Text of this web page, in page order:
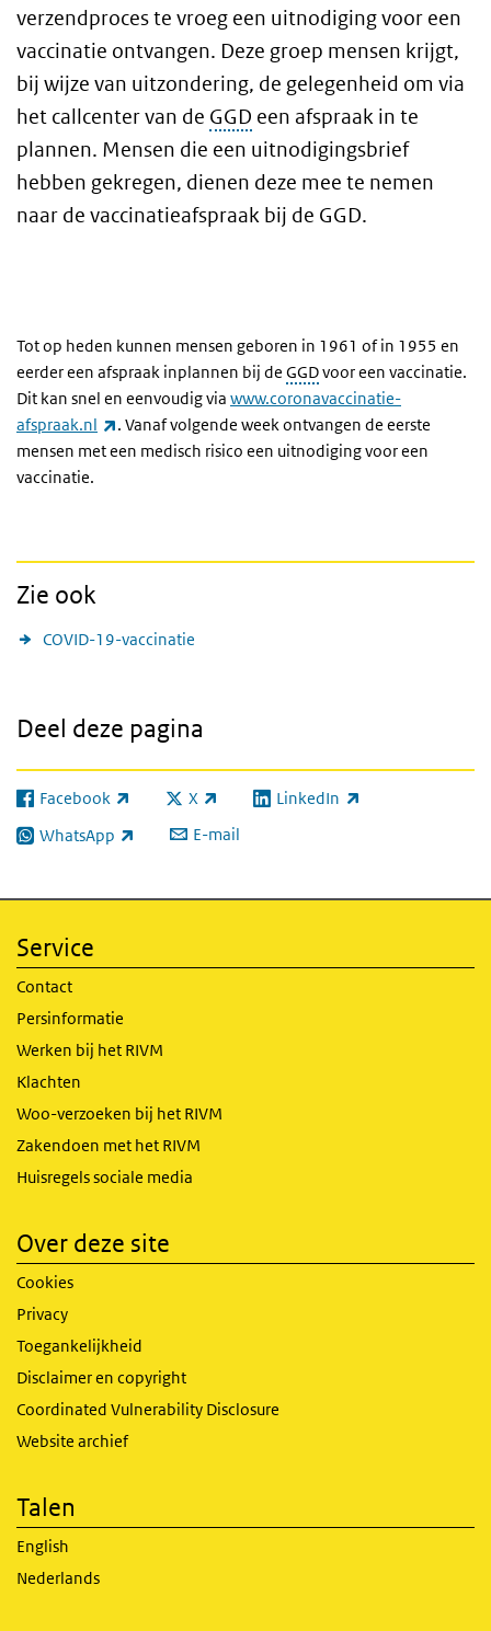
verzendproces te vroeg een uitnodiging voor een
vaccinatie ontvangen. Deze groep mensen krijgt,
bij wijze van uitzondering, de gelegenheid om via
het callcenter van de GGD een afspraak in te
plannen. Mensen die een uitnodigingsbrief
hebben gekregen, dienen deze mee te nemen
naar de vaccinatieafspraak bij de GGD.
Tot op heden kunnen mensen geboren in 1961 of in 1955 en
eerder een afspraak inplannen bij de GGDvoor een vaccinatie.
Dit kan snel en eenvoudig via www.coronavaccinatie-
afspraak.nl
(externe link)
. Vanaf volgende week ontvangen de eerste
mensen met een medisch risico een uitnodiging voor een
vaccinatie.
Zie ook
COVID-19-vaccinatie
Deel deze pagina
Facebook
(externe link) X
(externe link) LinkedIn
(externe link)
WhatsApp
(externe link) E-mail
Service
Contact
Persinformatie
Werken bij het RIVM
Klachten
Woo-verzoeken bij het RIVM
Zakendoen met het RIVM
Huisregels sociale media
Over deze site
Cookies
Privacy
Toegankelijkheid
Disclaimer en copyright
Coordinated Vulnerability Disclosure
Website archief
Talen
English
Nederlands